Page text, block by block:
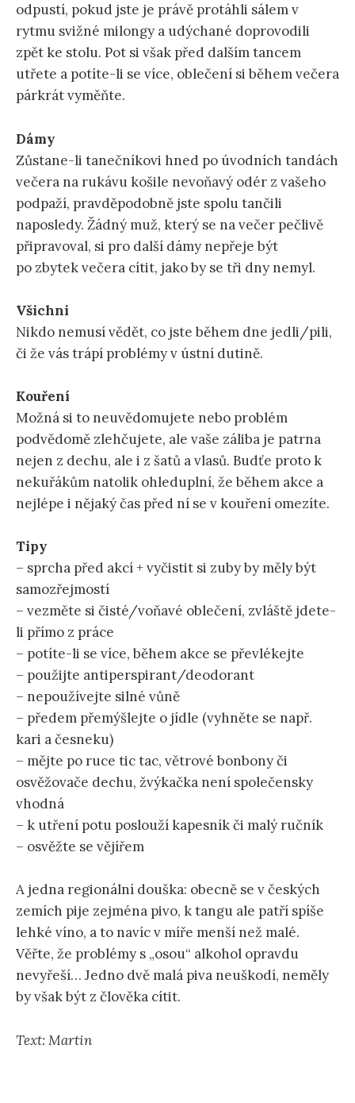
odpustí, pokud jste je právě protáhli sálem v
rytmu svižné milongy a udýchané doprovodili
zpět ke stolu. Pot si však před dalším tancem
utřete a potíte-li se více, oblečení si během večera
párkrát vyměňte.
Dámy
Zůstane-li tanečníkovi hned po úvodních tandách
večera na rukávu košile nevoňavý odér z vašeho
podpaží, pravděpodobně jste spolu tančili
naposledy. Žádný muž, který se na večer pečlivě
připravoval, si pro další dámy nepřeje být
po zbytek večera cítit, jako by se tři dny nemyl.
Všichni
Nikdo nemusí vědět, co jste během dne jedli/pili,
či že vás trápí problémy v ústní dutině.
Kouření
Možná si to neuvědomujete nebo problém
podvědomě zlehčujete, ale vaše záliba je patrna
nejen z dechu, ale i z šatů a vlasů. Budťe proto k
nekuřákům natolik ohleduplní, že během akce a
nejlépe i nějaký čas před ní se v kouření omezíte.
Tipy
– sprcha před akcí + vyčistit si zuby by měly být
samozřejmostí
– vezměte si čisté/voňavé oblečení, zvláště jdete-
li přímo z práce
– potíte-li se více, během akce se převlékejte
– použijte antiperspirant/deodorant
– nepoužívejte silné vůně
– předem přemýšlejte o jídle (vyhněte se např.
kari a česneku)
– mějte po ruce tic tac, větrové bonbony či
osvěžovače dechu, žvýkačka není společensky
vhodná
– k utření potu poslouží kapesník či malý ručník
– osvěžte se vějířem
A jedna regionální douška: obecně se v českých
zemích pije zejména pivo, k tangu ale patří spíše
lehké víno, a to navíc v míře menší než malé.
Věřte, že problémy s „osou“ alkohol opravdu
nevyřeší… Jedno dvě malá piva neuškodí, neměly
by však být z člověka cítit.
Text: Martin